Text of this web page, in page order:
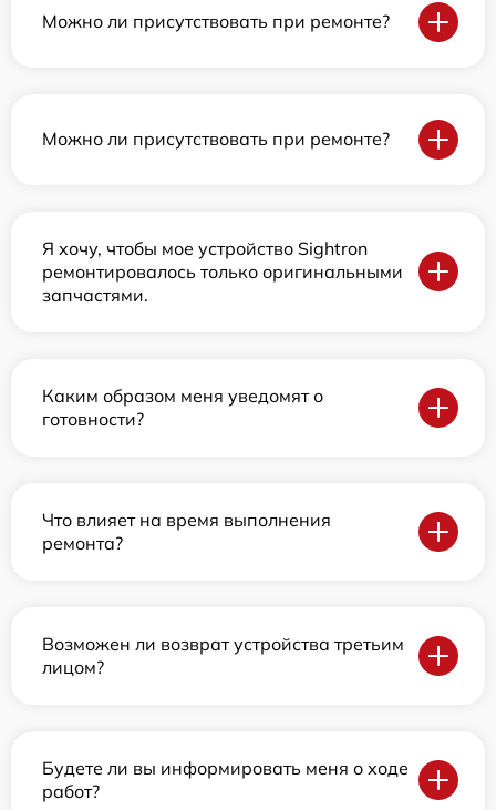
Можно ли присутствовать при ремонте?
Можно ли присутствовать при ремонте?
Я хочу, чтобы мое устройство Sightron
ремонтировалось только оригинальными
запчастями.
Каким образом меня уведомят о
готовности?
Что влияет на время выполнения
ремонта?
Возможен ли возврат устройства третьим
лицом?
Будете ли вы информировать меня о ходе
работ?